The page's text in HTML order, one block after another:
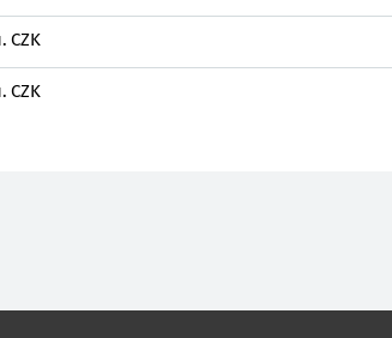
CZK
CZK